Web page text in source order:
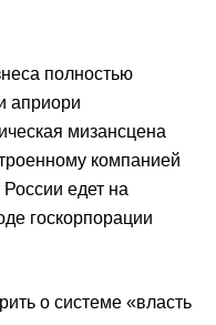
полностью
априори
мизансцена
компанией
едет на
госкорпорации
о системе «власть